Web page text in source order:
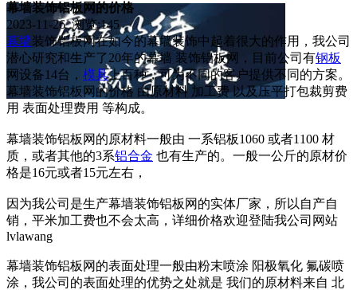
幕墙装饰铝板网的价格
2023-11-26 浏览:145
幕墙装饰铝板网在如今的幕墙装饰中起着很大的作用，我公司
潜心研究和生产了20年的幕墙 装饰铝板网，目前公司有钢板
网设备14台， 模具上百种，可为不同的客户提供不同的方案。
幕墙装饰铝板网的价格 由原材料 加工费 以及压平打包裁剪费
用 表面处理费用 等构成。
幕墙装饰铝板网的原材料一般由 一系铝板1060 或者1100 材
质，或者其他的3系铝合金 也有生产的。一般一公斤的原材价
格是16元或者15元左右，
因为我公司是生产幕墙装饰铝板网的实体厂家，所以自产自
销，平米加工费也不会太高，详细价格欢迎登陆我公司网站
lvlawang
幕墙装饰铝板网的表面处理一般由粉末喷涂 阳极氧化 氟碳喷
涂，我公司的表面处理的优势之处就是 我们的原材料来自 北